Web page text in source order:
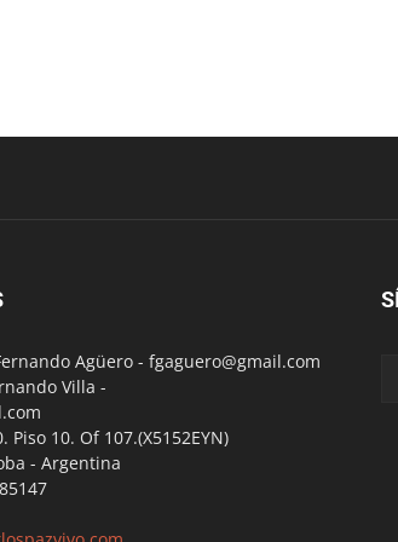
Agüero - fgaguero@gmail.com
Villa -
Piso 10. Of 107.(X5152EYN)
- Argentina